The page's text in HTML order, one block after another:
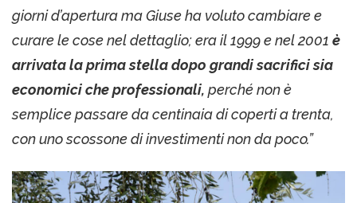
giorni d’apertura ma Giuse ha voluto cambiare e
curare le cose nel dettaglio; era il 1999 e nel 2001 è
arrivata la prima stella dopo grandi sacrifici sia
economici che professionali, perché non è
semplice passare da centinaia di coperti a trenta,
con uno scossone di investimenti non da poco.”